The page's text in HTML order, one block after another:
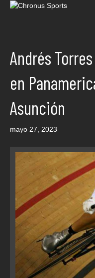
Andrés
en
Asunción
mayo 27, 2023